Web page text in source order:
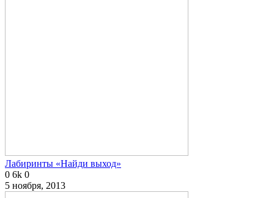
Лабиринты «Найди выход»
0 6k 0
5 ноября, 2013